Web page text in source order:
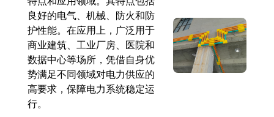
良好的电气、机械、防火和防
护性能。在应用上，广泛用于
商业建筑、工业厂房、医院和
数据中心等场所，凭借自身优
势满足不同领域对电力供应的
高要求，保障电力系统稳定运
行。